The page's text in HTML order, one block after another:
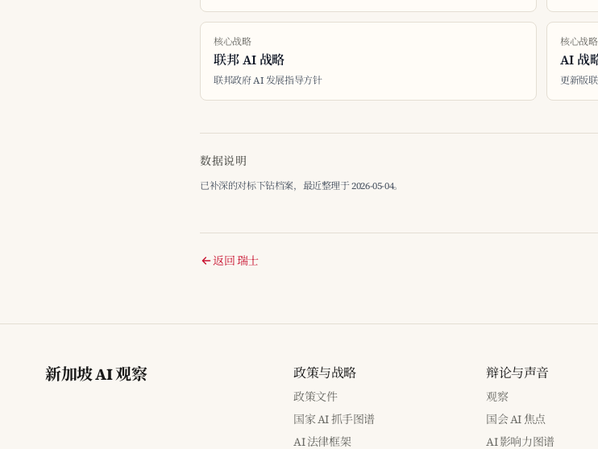
核心战略
联邦 AI 战略
联邦政府 AI 发展指导方针
核心战略
AI 战
更新版
数据说明
已补深的对标下钻档案，最近整理于 2026-05-04。
返回 瑞士
新加坡 AI 观察 政策与战略
政策文件
国家 AI 抓手图谱
AI 法律框架
辩论与声音
观察
国会 AI 焦点
AI 影响力图谱